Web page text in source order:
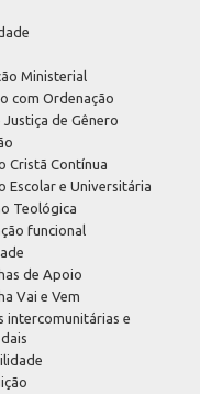
Ministerial
com Ordenação
de Gênero
Cristã Contínua
Escolar e Universitária
Teológica
funcional
de Apoio
Vai e Vem
intercomunitárias e